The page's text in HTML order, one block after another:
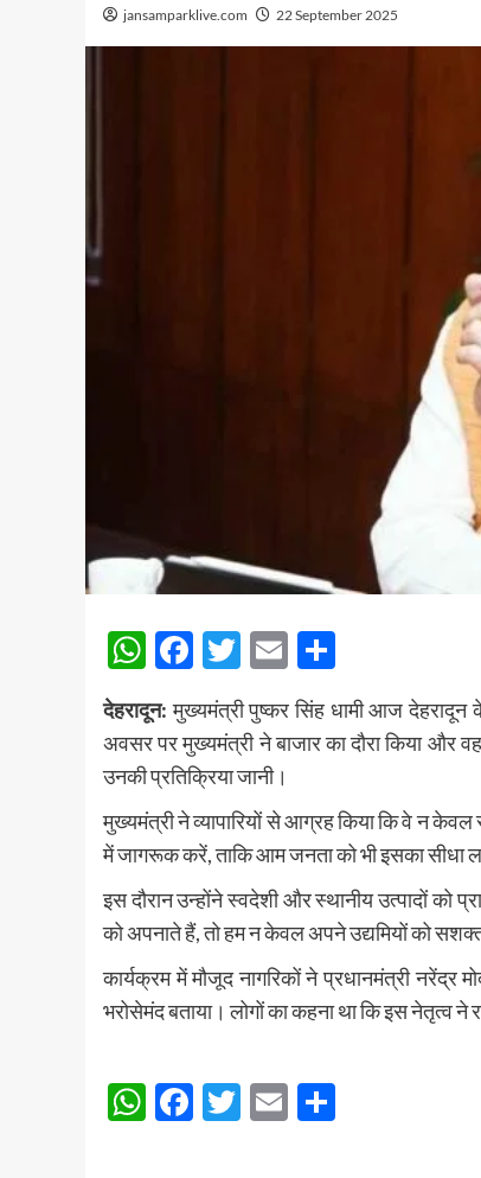
jansamparklive.com 22 September 2025
WhatsApp
Facebook
Twitter
Email
देहरादून: मुख्यमंत्री पुष्कर सिंह धामी आज देहरादून
अवसर पर मुख्यमंत्री ने बाजार का दौरा किया और
उनकी प्रतिक्रिया जानी।
मुख्यमंत्री ने व्यापारियों से आग्रह किया कि वे न
में जागरूक करें, ताकि आम जनता को भी इसका सीधा
इस दौरान उन्होंने स्वदेशी और स्थानीय उत्पादों को
को अपनाते हैं, तो हम न केवल अपने उद्यमियों को
कार्यक्रम में मौजूद नागरिकों ने प्रधानमंत्री नरेंद्र
भरोसेमंद बताया। लोगों का कहना था कि इस नेतृत्व ने
Post
navigation
WhatsApp
Facebook
Twitter
Email